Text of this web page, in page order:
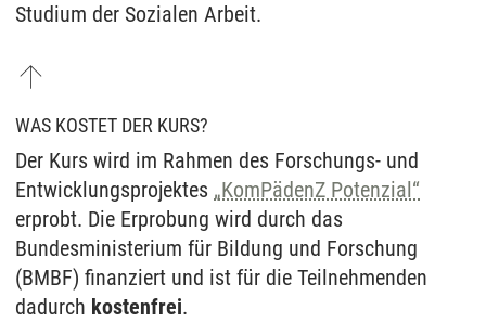
Studium der Sozialen Arbeit.
WAS KOSTET DER KURS?
Der Kurs wird im Rahmen des Forschungs- und
Entwicklungsprojektes „KomPädenZ Potenzial“
erprobt. Die Erprobung wird durch das
Bundesministerium für Bildung und Forschung
(BMBF) finanziert und ist für die Teilnehmenden
dadurch kostenfrei.